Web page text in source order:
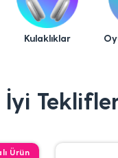
Kulaklıklar
İyi
Ürün